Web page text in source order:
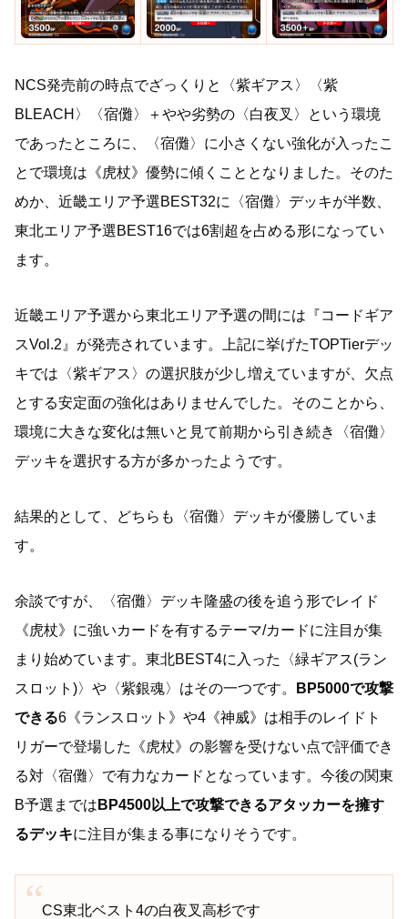
NCS発売前の時点でざっくりと〈紫ギアス〉〈紫
BLEACH〉〈宿儺〉＋やや劣勢の〈白夜叉〉という環境
であったところに、〈宿儺〉に小さくない強化が入ったこ
とで環境は《虎杖》優勢に傾くこととなりました。そのた
めか、近畿エリア予選BEST32に〈宿儺〉デッキが半数、
東北エリア予選BEST16では6割超を占める形になってい
ます。
近畿エリア予選から東北エリア予選の間には『コードギア
スVol.2』が発売されています。上記に挙げたTOPTierデッ
キでは〈紫ギアス〉の選択肢が少し増えていますが、欠点
とする安定面の強化はありませんでした。そのことから、
環境に大きな変化は無いと見て前期から引き続き〈宿儺〉
デッキを選択する方が多かったようです。
結果的として、どちらも〈宿儺〉デッキが優勝していま
す。
余談ですが、〈宿儺〉デッキ隆盛の後を追う形でレイド
《虎杖》に強いカードを有するテーマ/カードに注目が集
まり始めています。東北BEST4に入った〈緑ギアス(ラン
スロット)〉や〈紫銀魂〉はその一つです。
BP5000で攻撃
できる6《ランスロット》や4《神威》は相手のレイドト
リガーで登場した《虎杖》の影響を受けない点で評価でき
る対〈宿儺〉で有力なカードとなっています。今後の関東
B予選までは BP4500以上で攻撃できるアタッカーを擁す
るデッキに注目が集まる事になりそうです。
CS東北ベスト4の白夜叉高杉です